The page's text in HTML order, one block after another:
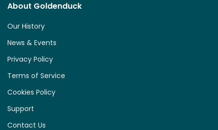
About Goldenduck
Our History
News & Events
Privacy Policy
Terms of Service
Cookies Policy
Support
Contact Us